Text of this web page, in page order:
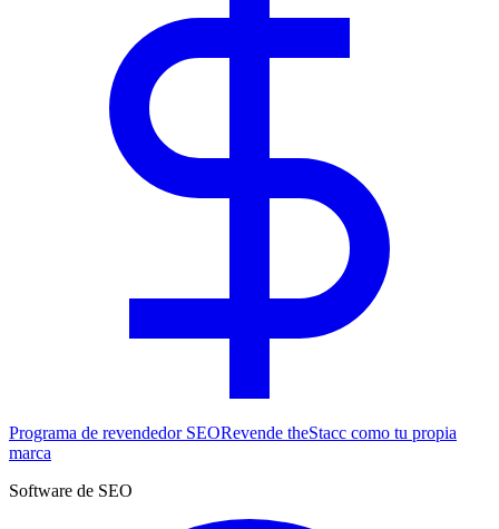
Programa de revendedor SEORevende theStacc como tu propia
marca
Software de SEO